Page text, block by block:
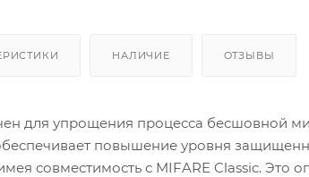
НАЛИЧИЕ ОТЗЫВЫ
для упрощения процесса бесшовной
повышение уровня
совместимость с MIFARE Classic. Это